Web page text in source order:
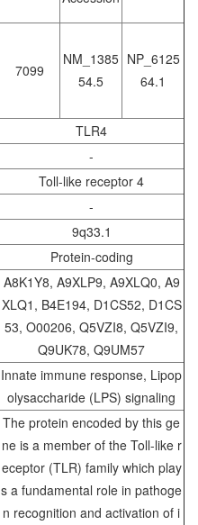
7099
NM_1385
54.5
NP_6125
64.1
TLR4
-
Toll-like receptor 4
-
9q33.1
Protein-coding
A8K1Y8, A9XLP9, A9XLQ0, A9
XLQ1, B4E194, D1CS52, D1CS
53, O00206, Q5VZI8, Q5VZI9,
Q9UK78, Q9UM57
Innate immune response, Lipop
olysaccharide (LPS) signaling
The protein encoded by this ge
ne is a member of the Toll-like r
eceptor (TLR) family which play
s a fundamental role in pathoge
n recognition and activation of i